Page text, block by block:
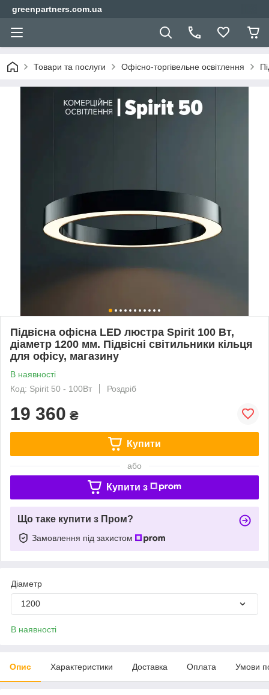
greenpartners.com.ua
Товари та послуги Офісно-торгівельне освітлення
Підвісна офісна LED люстра Spirit 100 Вт,
діаметр 1200 мм. Підвісні світильники кільця
для офісу, магазину
В наявності
Код: Spirit 50 - 100Вт
Роздріб
19 360 ₴
Купити
або
Купити з
Що таке купити з Пром?
Замовлення під захистом
Діаметр
1200
В наявності
Опис Характеристики Доставка Оплата Умови